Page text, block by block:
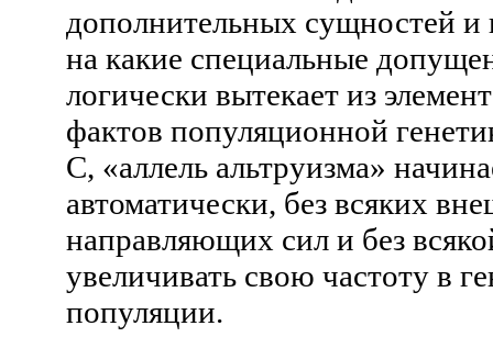
дополнительных сущностей и
на какие специальные
логически вытекает из
фактов популяционной
C, «аллель альтруизма»
автоматически, без всяких
направляющих сил и без
увеличивать свою частоту в
популяции.